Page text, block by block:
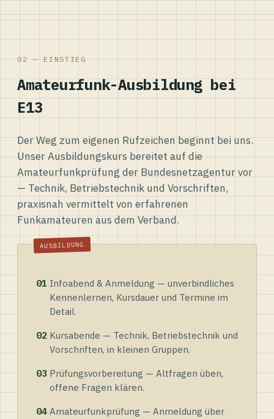
02 — EINSTIEG
Amateurfunk-Ausbildung bei
E13
Der Weg zum eigenen Rufzeichen beginnt bei uns.
Unser Ausbildungskurs bereitet auf die
Amateurfunkprüfung der Bundesnetzagentur vor
— Technik, Betriebstechnik und Vorschriften,
praxisnah vermittelt von erfahrenen
Funkamateuren aus dem Verband.
01 Infoabend & Anmeldung — unverbindliches
Kennenlernen, Kursdauer und Termine im
Detail.
02 Kursabende — Technik, Betriebstechnik und
Vorschriften, in kleinen Gruppen.
03 Prüfungsvorbereitung — Altfragen üben,
offene Fragen klären.
04 Amateurfunkprüfung — Anmeldung über